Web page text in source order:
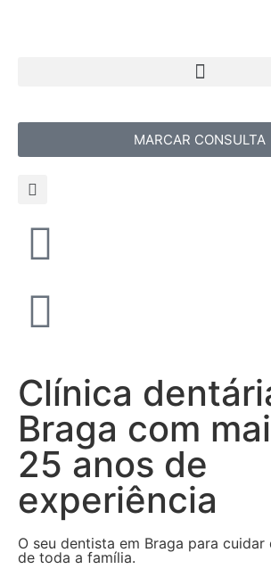
MARCAR CONSULTA
Clínica
Braga com
25 anos de
experiência
O seu dentista em Braga para cuidar
de toda a família.